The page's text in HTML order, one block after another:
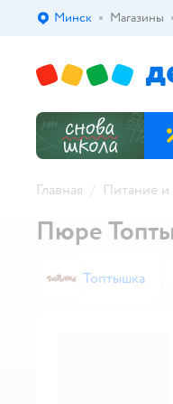
Выбор адреса
Минск Магазины
Главная Питание
Пюре
Топтышка